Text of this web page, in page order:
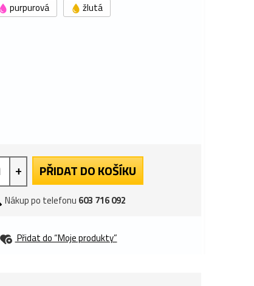
purpurová žlutá
+ PŘIDAT DO KOŠÍKU
Nákup po telefonu 603 716 092
Přidat do “Moje produkty”